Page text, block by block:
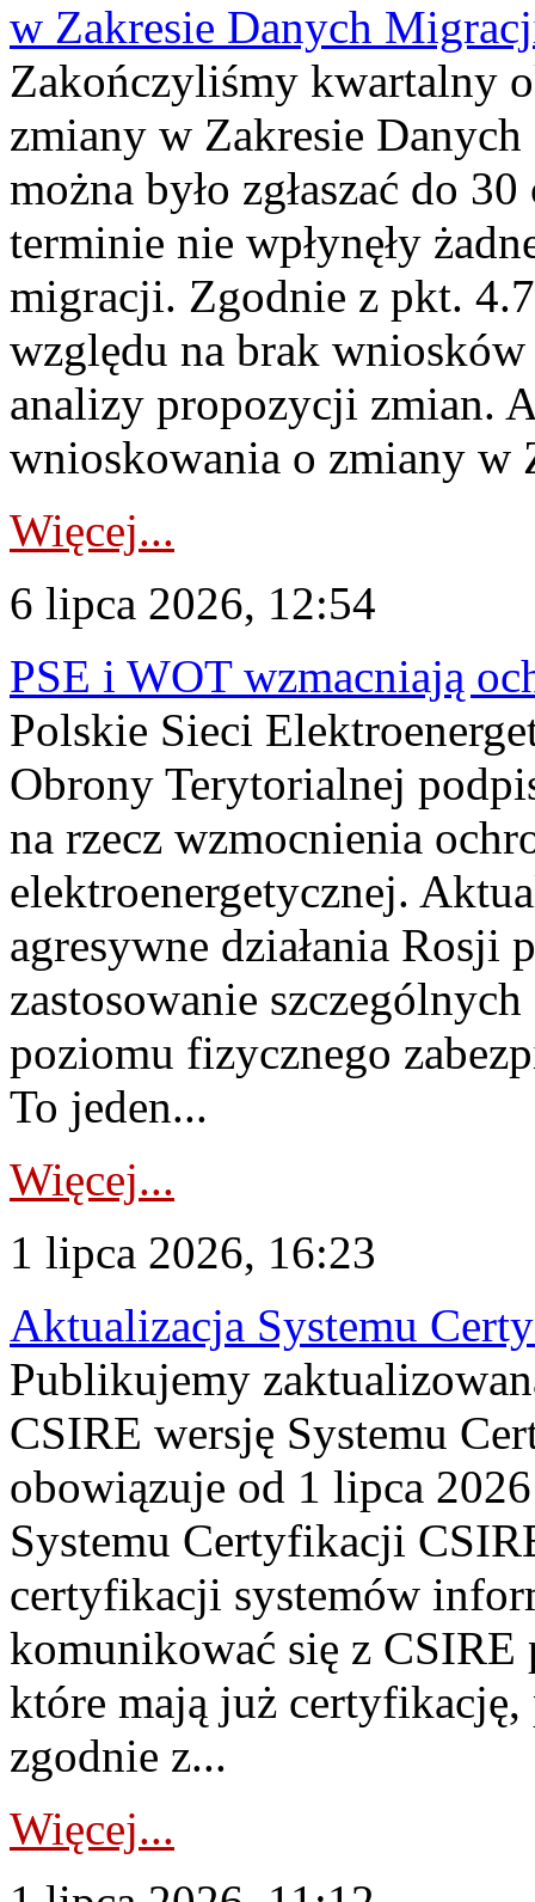
w Zakresie Danych
Zakończyliśmy kwartalny
zmiany w Zakresie
można było zgłaszać do
terminie nie wpłynęły
migracji. Zgodnie z pkt.
względu na brak
analizy propozycji zmian.
wnioskowania o zmiany w
Więcej...
6 lipca 2026, 12:54
PSE i WOT wzmacniają
Polskie Sieci
Obrony Terytorialnej
na rzecz wzmocnienia
elektroenergetycznej.
agresywne działania Rosji
zastosowanie
poziomu fizycznego
To jeden...
Więcej...
1 lipca 2026, 16:23
Aktualizacja Systemu
Publikujemy
CSIRE wersję Systemu
obowiązuje od 1 lipca
Systemu Certyfikacji
certyfikacji systemów
komunikować się z
które mają już
zgodnie z...
Więcej...